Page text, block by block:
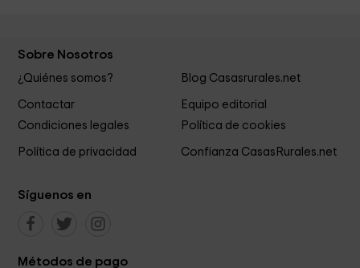
Sobre Nosotros
¿Quiénes somos? Blog Casasrurales.net
Contactar
Equipo editorial
Condiciones legales
Política de cookies
Política de privacidad Confianza CasasRurales.net
Síguenos en
Métodos de pago